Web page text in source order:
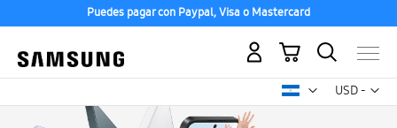
Puedes pagar con Paypal, Visa o Mastercard
USD -
dólar
Mi carrito